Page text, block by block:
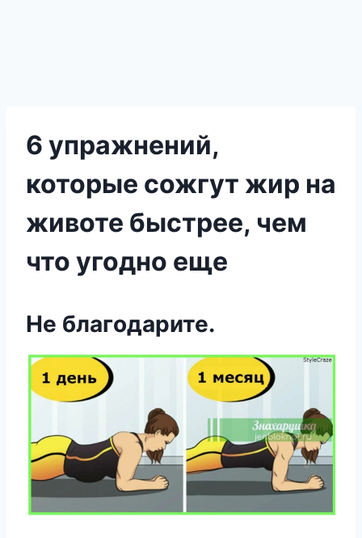
6 упражнений,
которые сожгут жир на
животе быстрее, чем
что угодно еще
Не благοдарите.